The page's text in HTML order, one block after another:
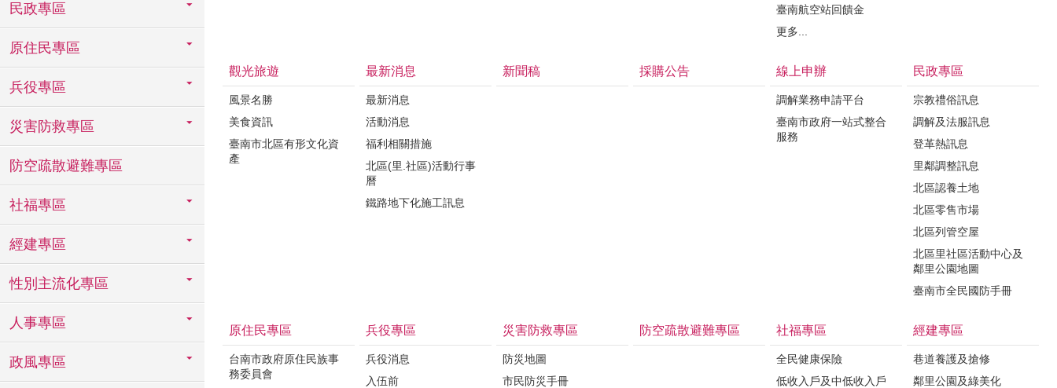
民政專區
原住民專區
兵役專區
災害防救專區
防空疏散避難專區
社福專區
經建專區
性別主流化專區
人事專區
政風專區
臺南航空站回饋金
更多...
觀光旅遊
風景名勝
美食資訊
臺南市北區有形文化資
產
最新消息
最新消息
活動消息
福利相關措施
北區(里.社區)活動行事
曆
鐵路地下化施工訊息
新聞稿 採購公告 線上申辦
調解業務申請平台
臺南市政府一站式整合
服務
民政專區
宗教禮俗訊息
調解及法服訊息
登革熱訊息
里鄰調整訊息
北區認養土地
北區零售市場
北區列管空屋
北區里社區活動中心及
鄰里公園地圖
臺南市全民國防手冊
原住民專區
台南市政府原住民族事
務委員會
兵役專區
兵役消息
入伍前
災害防救專區
防災地圖
市民防災手冊
防空疏散避難專區 社福專區
全民健康保險
低收入戶及中低收入戶
經建專區
巷道養護及搶修
鄰里公園及綠美化